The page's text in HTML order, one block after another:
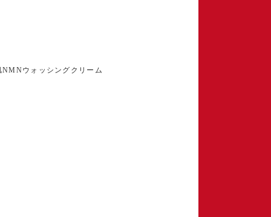
ウォッシングクリーム